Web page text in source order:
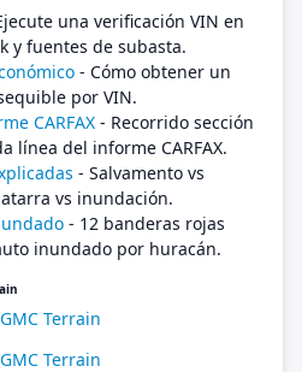
una verificación VIN en
y fuentes de subasta.
- Cómo obtener un
por VIN.
CARFAX - Recorrido sección
línea del informe CARFAX.
- Salvamento vs
vs inundación.
- 12 banderas rojas
inundado por huracán.
Terrain
Terrain